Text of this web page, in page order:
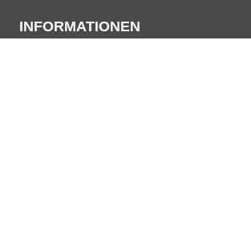
INFORMATIONEN